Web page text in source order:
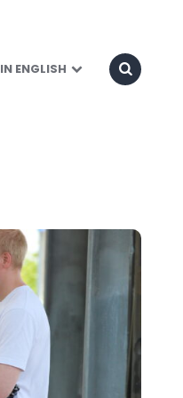
IN ENGLISH